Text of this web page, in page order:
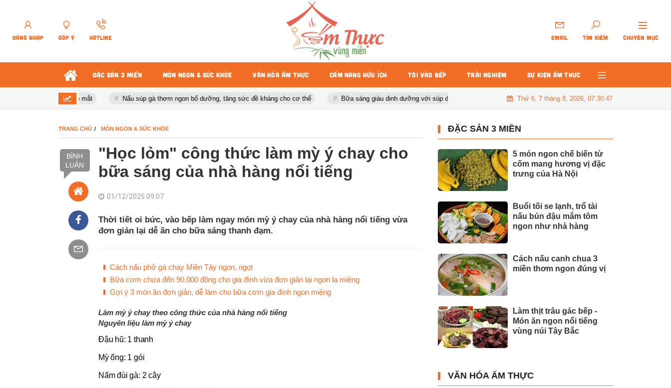
ĐĂNG NHẬP GÓP Ý HOTLINE EMAIL TÌM KIẾM CHUYÊN MỤC
ĐẶC SẢN 3 MIỀN MÓN NGON & SỨC KHỎE VĂN HÓA ẨM THỰC CẨM NANG HỮU ÍCH TÔI VÀO BẾP TRẢI NGHIỆM SỰ KIỆN ẨM THỰC
thơm ngon, đẹp mắt Nấu súp gà thơm ngon bổ dưỡng, tăng sức đề kháng cho cơ thể Bữa sáng giàu dinh dưỡng với súp đậu phụ nhanh gọn, đơn giản Nấu xôi sườn dẻo thơm kiểu Trung Hoa cho
Thứ 6, 7 tháng 8, 2026, 07:30:48
TRANG CHỦ MÓN NGON & SỨC KHỎE
BÌNH
LUẬN
"Học lỏm" công thức làm mỳ ý chay cho
bữa sáng của nhà hàng nổi tiếng
01/12/2025 09:07
Thời tiết oi bức, vào bếp làm ngay món mỳ ý chay của nhà hàng nổi tiếng vừa
đơn giản lại dễ ăn cho bữa sáng thanh đạm.
Cách nấu phở gà chay Miền Tây ngon, ngọt
Bữa cơm chưa đến 90.000 đồng cho gia đình vừa đơn giản lại ngon lạ miệng
Gợi ý 3 món ăn đơn giản, dễ làm cho bữa cơm gia đình ngon miệng
Làm mỳ ý chay theo công thức của nhà hàng nổi tiếng
Nguyên liệu làm mỳ ý chay
Đậu hũ: 1 thanh
Mỳ ống: 1 gói
Nấm đùi gà: 2 cây
ĐẶC SẢN 3 MIỀN
5 món ngon chế biến từ
cốm mang hương vị đặc
trưng của Hà Nội
Buổi tối se lạnh, trổ tài
nấu bún đậu mắm tôm
ngon như nhà hàng
Cách nấu canh chua 3
miền thơm ngon đúng vị
Làm thịt trâu gác bếp -
Món ăn ngon nổi tiếng
vùng núi Tây Bắc
VĂN HÓA ẨM THỰC